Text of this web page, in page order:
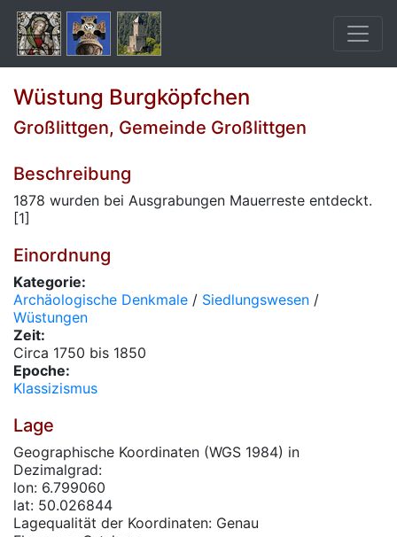
Wüstung Burgköpfchen
Großlittgen, Gemeinde Großlittgen
Beschreibung
1878 wurden bei Ausgrabungen Mauerreste entdeckt.
[1]
Einordnung
Kategorie:
Archäologische Denkmale / Siedlungswesen /
Wüstungen
Zeit:
Circa 1750 bis 1850
Epoche:
Klassizismus
Lage
Geographische Koordinaten (WGS 1984) in
Dezimalgrad:
lon: 6.799060
lat: 50.026844
Lagequalität der Koordinaten: Genau